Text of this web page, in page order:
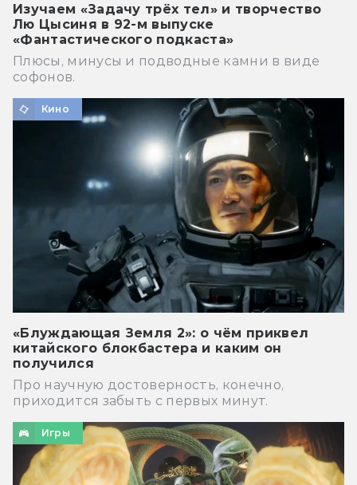
Изучаем «Задачу трёх тел» и творчество
Лю Цысиня в 92-м выпуске
«Фантастического подкаста»
Плюсы, минусы и подводные камни в виде
софонов.
Кино
«Блуждающая Земля 2»: о чём приквел
китайского блокбастера и каким он
получился
Про научную достоверность, конечно,
приходится забыть с первых минут.
Игры